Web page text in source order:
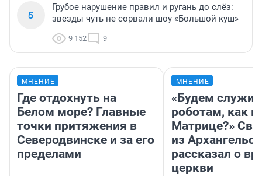
5
Грубое нарушение правил и ругань до слёз:
звезды чуть не сорвали шоу «Большой куш»
9 152 9
МНЕНИЕ
Где отдохнуть на
Белом море? Главные
точки притяжения в
Северодвинске и за его
пределами
МНЕНИЕ
«Будем
роботам, как в
Матрице?»
из
рассказал о
церкви